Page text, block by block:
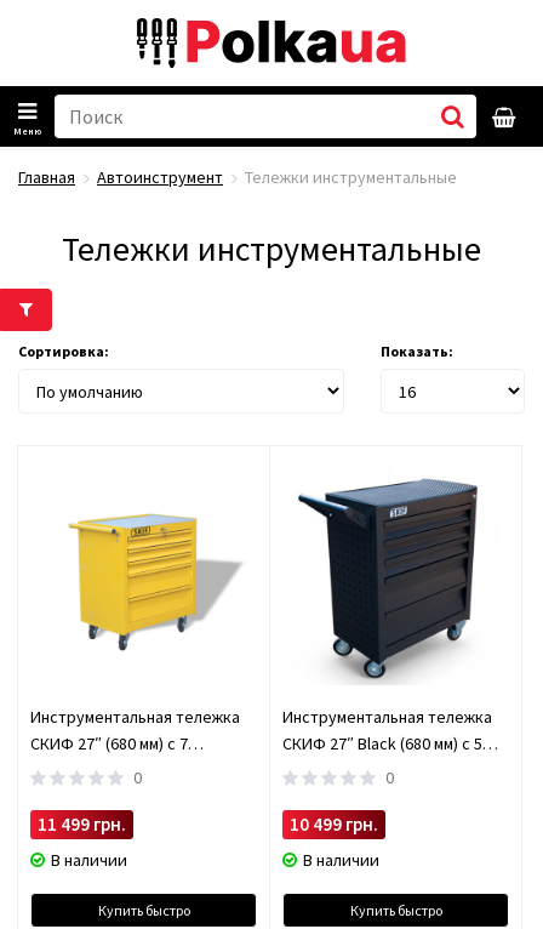
Меню
Главная Автоинструмент Тележки инструментальные
Тележки инструментальные
Сортировка: Показать:
Инструментальная тележка
СКИФ 27″ (680 мм) с 7
ящиками SKIF277
0
11 499 грн.
В наличии
Купить быстро
Инструментальная тележка
СКИФ 27″ Black (680 мм) с 5
ящиками SKIF275B
0
10 499 грн.
В наличии
Купить быстро